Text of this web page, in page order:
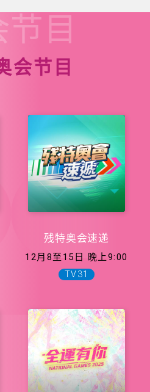
会节目
节目
残特奥会速递
12月8至15日 晚上9:00
TV31